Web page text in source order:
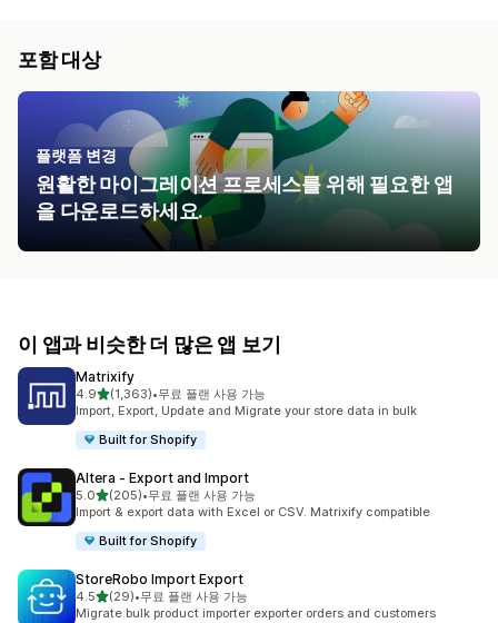
포함 대상
플랫폼 변경
원활한 마이그레이션 프로세스를 위해 필요한 앱
을 다운로드하세요.
이 앱과 비슷한 더 많은 앱 보기
Matrixify
4.9별 5개 중
(1,363)
총 리뷰 1363개
•무료 플랜 사용 가능
Import, Export, Update and Migrate your store data in bulk
Built for Shopify
Altera ‑ Export and Import
5.0별 5개 중
(205)
총 리뷰 205개
•무료 플랜 사용 가능
Import & export data with Excel or CSV. Matrixify compatible
Built for Shopify
StoreRobo Import Export
4.5별 5개 중
(29)
총 리뷰 29개
•무료 플랜 사용 가능
Migrate bulk product importer exporter orders and customers